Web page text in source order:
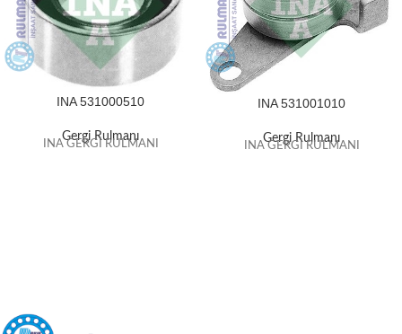
INA 531000510
Gergi Rulmanı
INA GERGİ RULMANI
INA 531001010
Gergi Rulmanı
INA GERGİ RULMANI